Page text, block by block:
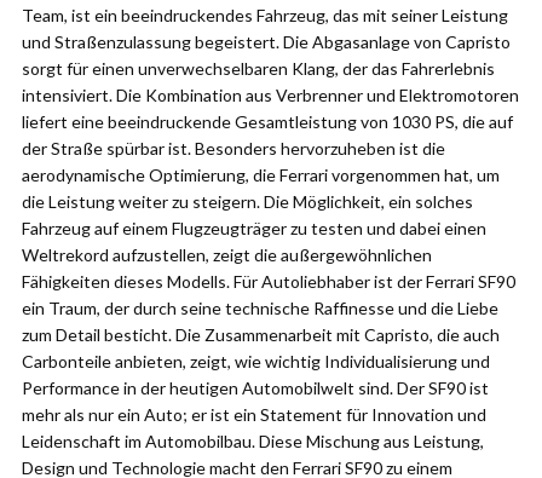
Team, ist ein beeindruckendes Fahrzeug, das mit seiner Leistung
und Straßenzulassung begeistert. Die Abgasanlage von Capristo
sorgt für einen unverwechselbaren Klang, der das Fahrerlebnis
intensiviert. Die Kombination aus Verbrenner und Elektromotoren
liefert eine beeindruckende Gesamtleistung von 1030 PS, die auf
der Straße spürbar ist. Besonders hervorzuheben ist die
aerodynamische Optimierung, die Ferrari vorgenommen hat, um
die Leistung weiter zu steigern. Die Möglichkeit, ein solches
Fahrzeug auf einem Flugzeugträger zu testen und dabei einen
Weltrekord aufzustellen, zeigt die außergewöhnlichen
Fähigkeiten dieses Modells. Für Autoliebhaber ist der Ferrari SF90
ein Traum, der durch seine technische Raffinesse und die Liebe
zum Detail besticht. Die Zusammenarbeit mit Capristo, die auch
Carbonteile anbieten, zeigt, wie wichtig Individualisierung und
Performance in der heutigen Automobilwelt sind. Der SF90 ist
mehr als nur ein Auto; er ist ein Statement für Innovation und
Leidenschaft im Automobilbau. Diese Mischung aus Leistung,
Design und Technologie macht den Ferrari SF90 zu einem